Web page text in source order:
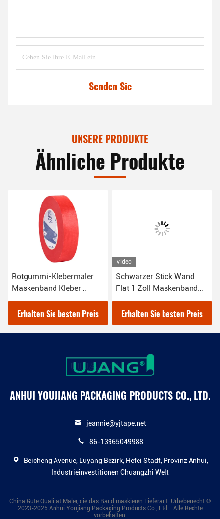
Senden Sie
UNSERE PRODUKTE
Ähnliche Produkte
Rotgummi-Klebermaler
Maskenband Kleber
12mm für den
Automobilbereich
Erhalten Sie besten Preis
Video
Schwarzer Stick Wand
Flat 1 Zoll Maskenband
Crepe Papier Stripping
Trim
Erhalten Sie besten Preis
ANHUI YOUJIANG PACKAGING PRODUCTS CO., LTD.
jeannie@yjtape.net
86-13965049988
Beicheng Avenue, Luyang Bezirk, Hefei Stadt, Provinz Anhui,
Industrieinvestitionen Chuangzhi Welt
China Gute Qualität Maler, die das Band maskieren Lieferant. Urheberrecht ©
2023-2025 Anhui Youjiang Packaging Products Co., Ltd. . Alle Rechte
vorbehalten.